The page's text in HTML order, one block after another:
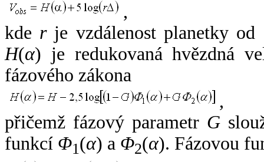
,
kde rje vzdálenost planetky od
H(α) je redukovaná hvězdná
fázového zákona
,
přičemž fázový parametr G
funkcí Φ1(α) a Φ2(α). Fázovou